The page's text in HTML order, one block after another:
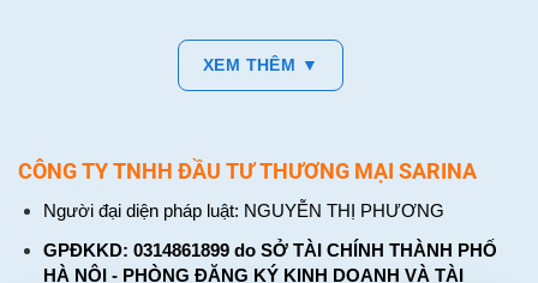
XEM THÊM ▼
CÔNG TY TNHH ĐẦU TƯ THƯƠNG MẠI SARINA
Người đại diện pháp luật: NGUYỄN THỊ PHƯƠNG
GPĐKKD: 0314861899 do SỞ TÀI CHÍNH THÀNH PHỐ
HÀ NỘI - PHÒNG ĐĂNG KÝ KINH DOANH VÀ TÀI